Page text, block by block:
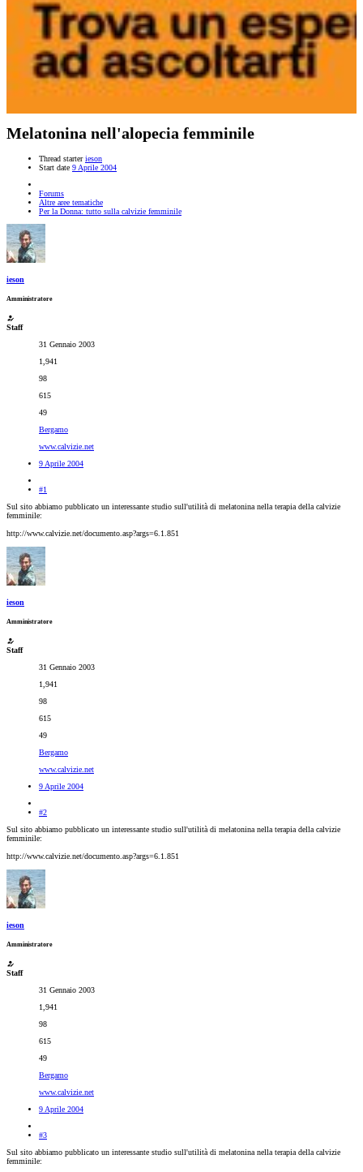
Melatonina nell'alopecia femminile
Thread starter ieson
Start date 9 Aprile 2004
Forums
Altre aree tematiche
Per la Donna: tutto sulla calvizie femminile
ieson
Amministratore
Staff
31 Gennaio 2003
1,941
98
615
49
Bergamo
www.calvizie.net
9 Aprile 2004
#1
Sul sito abbiamo pubblicato un interessante studio sull'utilità di melatonina nella terapia della calvizie
femminile:
http://www.calvizie.net/documento.asp?args=6.1.851
ieson
Amministratore
Staff
31 Gennaio 2003
1,941
98
615
49
Bergamo
www.calvizie.net
9 Aprile 2004
#2
Sul sito abbiamo pubblicato un interessante studio sull'utilità di melatonina nella terapia della calvizie
femminile:
http://www.calvizie.net/documento.asp?args=6.1.851
ieson
Amministratore
Staff
31 Gennaio 2003
1,941
98
615
49
Bergamo
www.calvizie.net
9 Aprile 2004
#3
Sul sito abbiamo pubblicato un interessante studio sull'utilità di melatonina nella terapia della calvizie
femminile: